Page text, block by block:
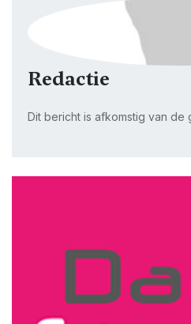
Redactie
Dit bericht is afkomstig van de